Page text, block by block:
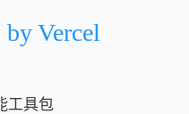
Vercel
工具包